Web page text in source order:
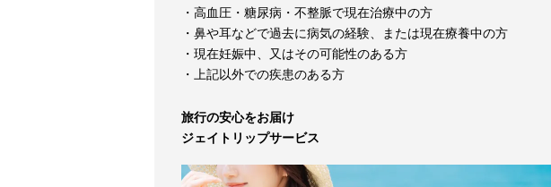
・高血圧・糖尿病・不整脈で現在治療中の方
・鼻や耳などで過去に病気の経験、または現在療養中の方
・現在妊娠中、又はその可能性のある方
・上記以外での疾患のある方
旅行の安心をお届け
ジェイトリップサービス